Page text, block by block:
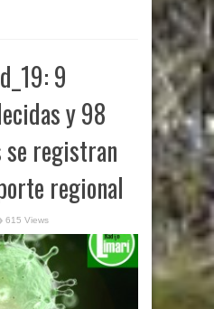
9
y 98
se registran
regional
615 Views